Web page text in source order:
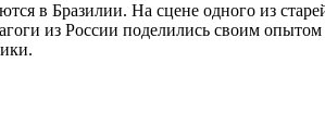
в Бразилии. На сцене одного из
из России поделились своим